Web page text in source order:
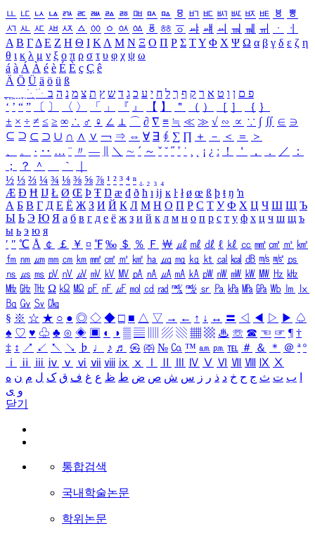
ㅥ ㅦ ㅧ ㅨ ㅩ ㅪ ㅫ ㅬ ㅭ ㅮ ㅯ ㅰ ㅱ ㅲ ㅳ ㅴ ㅵ ㅶ ㅷ ㅸ
ㅹ
ㅺ ㅻ ㅼ ㅽ ㅾ ㅿ ㆀ ㆁ ㆂ ㆃ ㆄ ㆅ ㆆ ㆇ ㆈ ㆉ ㆊ ㆋ ㆌ ㆍ
ㆎ
Α Β ΓΔ Ε Ζ Η Θ Ι ΚΛ Μ Ν Ξ Ο Π Ρ Σ ΤΥ Φ Χ Ψ Ω α β γ δ ε ζ η
θ ι κ λ μ ν ξ ο π ρ σ τ υ φ χ ψ ω
á à Á À é è É È ç Ç ê
Ä Ö Ü ä ö ü ß
ִֶֹ ֻּ ׁׂ פ ם ן ו ט א ר ק ף ך ל ח י ע כ ג ד ש ץ ת צ מ נ ה ב
‘ ’ “ ” 〔 〕 〈 〉 「 」 『 』 【 】 ＂ （ ） ［ ］ ｛ ｝
± × ÷ ≠ ≤ ≥ ∞ ∴ ♂ ♀ ∠ ⊥ ⌒ ∂ ∇ ≡ ≒ ≪ ≫ √ ∽ ∝ ∵ ∫ ∬ ∈ ∋
⊆ ⊇ ⊂ ⊃ ∪ ∩ ∧ ∨ ￢ ⇒ ⇔ ∀ ∃ ∮ ∑ ∏ ＋ － ＜ ＝
＞
、
。 · ‥ … ¨ 〃 ― ＼ ∼ ´ ～ ˇ ˘ ˝ ˚ ˙ ¸ ¡ ¿ ː ！ ＇ ， ． ／
：
；
？ ＾ ｀
½ ⅓ ⅔ ¼ ¾ ⅛ ⅜ ⅝ ⅞ ¹ ² ³ ⁴ ⁿ ₁ ₂ ₃ ₄
Æ Ð Ħ Ĳ Ł Ø Œ Þ Ŧ Ŋ æ đ ð ħ ı ĳ ĸ ŀ ł ø œ ß þ ŧ ŋ ŉ
А Б В Г Д Е Ё Ж З И Й К Л М Н О П Р С Т У Ф Х Ц Ч Ш Щ Ъ
Ы Ь Э Ю Я а б в г д е ё ж з и й к л м н о п р с т у ф х ц ч ш щ ъ
ы ь э ю я
′ ″ ℃ Å ￠ ￡ ￥ ¤ ℉ ‰ ＄ ％ Ｆ ￦ ㎕ ㎖ ㎗ ℓ ㎘ ㏄ ㎣ ㎤ ㎥ ㎦
㎙ ㎚ ㎛ ㎜ ㎝ ㎞ ㎟ ㎠ ㎡ ㎢ ㏊ ㎍ ㎎ ㎏ ㏏ ㎈ ㎉ ㏈ ㎧ ㎨ ㎰
㎱ ㎲ ㎳ ㎴ ㎵ ㎶ ㎷ ㎸ ㎹ ㎀ ㎁ ㎂ ㎃ ㎄ ㎺ ㎻ ㎽ ㎾ ㎿ ㎐ ㎑
㎒ ㎓ ㎔ Ω ㏀ ㏁ ㎊ ㎋ ㎌ ㏖ ㏅ ㎭ ㎮ ㎯ ㏛ ㎩ ㎪ ㎫ ㎬ ㏝ ㏐
㏓
㏃ ㏉ ㏜ ㏆
§ ※ ☆ ★ ○ ● ◎ ◇ ◆ □ ■ △ ▽ → ← ↑ ↓ ↔ 〓 ◁ ◀ ▷ ▶ ♤
♠ ♡ ♥ ♧ ♣ ⊙ ◈ ▣ ◐ ◑ ▒ ▤ ▨ ▧ ▦ ▩ ♨ ☏ ☎ ☜ ☞ ¶ †
‡ ↕ ↗ ↙ ↖ ↘ ♭ ♩ ♪ ♬ ㉿ ㈜ № ㏇ ™ ㏂ ㏘ ℡ ＃ ＆ ＊ ＠ ª º
ⅰ
ⅱ ⅲ ⅳ ⅴ ⅵ ⅶ ⅷ ⅸ ⅹ Ⅳ Ⅴ Ⅵ Ⅶ Ⅷ Ⅸ Ⅹ
ب ت ث ج ح خ د ذ ر ز س ش ص ض ط ظ ع غ ف ق ک ل م ن ه
و ی
닫기
통합검색
국내학술논문
학위논문